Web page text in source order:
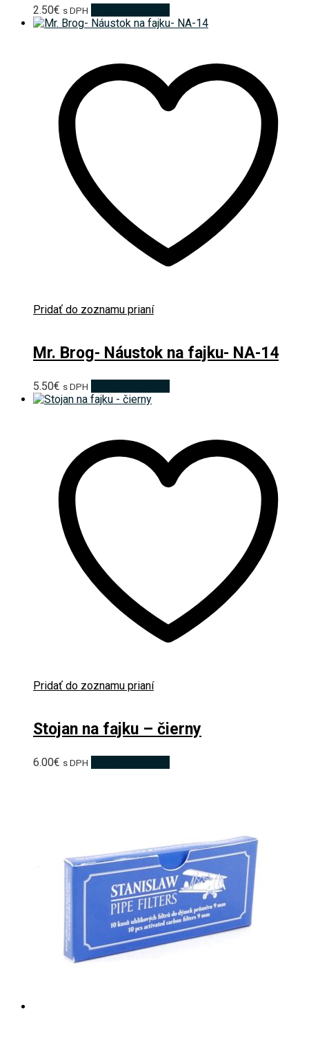
2.50€ s DPH
Pridať do zoznamu prianí
Mr. Brog- Náustok na fajku- NA-14
5.50€ s DPH
Pridať do zoznamu prianí
Stojan na fajku – čierny
6.00€ s DPH